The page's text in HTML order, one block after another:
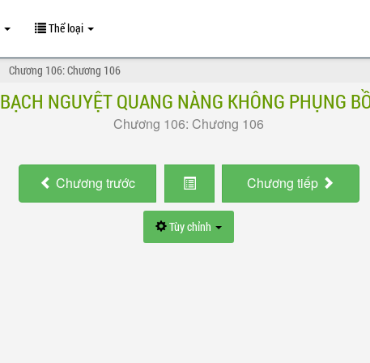
Thể loại
Chương 106: Chương 106
BẠCH NGUYỆT QUANG NÀNG KHÔNG PHỤNG
Chương 106: Chương 106
Chương trước Chương tiếp
Tùy chỉnh